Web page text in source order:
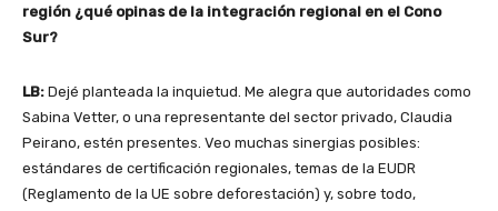
región ¿qué opinas de la integración regional en el Cono
Sur?
LB: Dejé planteada la inquietud. Me alegra que autoridades como
Sabina Vetter, o una representante del sector privado, Claudia
Peirano, estén presentes. Veo muchas sinergias posibles:
estándares de certificación regionales, temas de la EUDR
(Reglamento de la UE sobre deforestación) y, sobre todo,